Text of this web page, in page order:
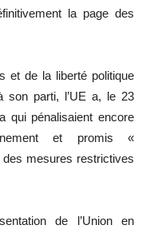
la page des
et de la liberté politique
son parti, l’UE a, le 23
qui pénalisaient encore
et promis «
des mesures restrictives
de l’Union en